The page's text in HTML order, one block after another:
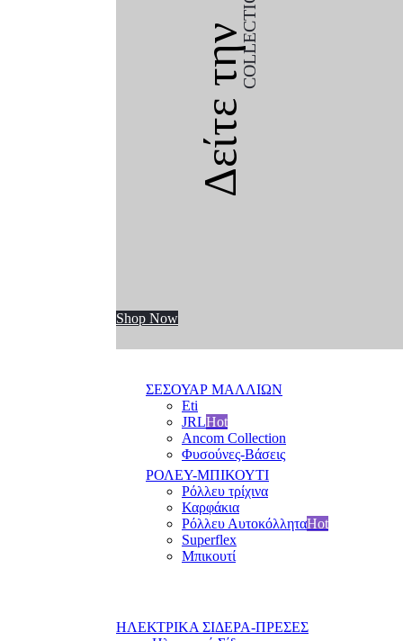
Δείτε τηνCOLLECTION
Shop Now
ΣΕΣΟΥΑΡ ΜΑΛΛΙΩΝ
Eti
JRLHot
Ancom Collection
Φυσούνες-Βάσεις
ΡΟΛΕΥ-ΜΠΙΚΟΥΤΙ
Ρόλλευ τρίχινα
Καρφάκια
Ρόλλευ ΑυτοκόλληταHot
Superflex
Μπικουτί
ΗΛΕΚΤΡΙΚΑ ΣΙΔΕΡΑ-ΠΡΕΣΕΣ